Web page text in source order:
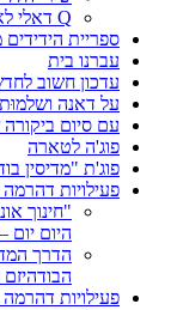
Q דאלי לאמה
ספריית
עברנו בית
עדכון חשוב
על דאנה
עם סיום
פוג'ה לטארה
פוג'ת "מדיסין
פעילויות
"חינוך
היום יום
הדרך
פעילויות